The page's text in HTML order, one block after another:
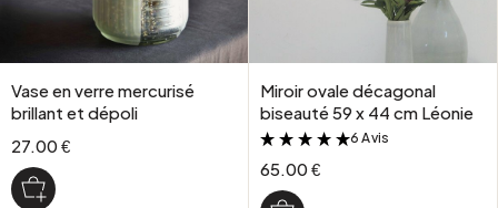
Vase en verre mercurisé
brillant et dépoli
27.00 €
Miroir ovale décagonal
biseauté 59 x 44 cm Léonie
&
6 Avis
65.00 €